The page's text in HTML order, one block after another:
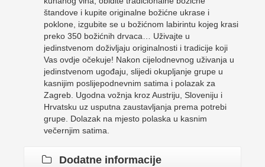
štandove i kupite originalne božićne ukrase i
poklone, izgubite se u božićnom labirintu kojeg krasi
preko 350 božićnih drvaca… Uživajte u
jedinstvenom doživljaju originalnosti i tradicije koji
Vas ovdje očekuje! Nakon cijelodnevnog uživanja u
jedinstvenom ugođaju, slijedi okupljanje grupe u
kasnijim poslijepodnevnim satima i polazak za
Zagreb. Ugodna vožnja kroz Austriju, Sloveniju i
Hrvatsku uz usputna zaustavljanja prema potrebi
grupe. Dolazak na mjesto polaska u kasnim
večernjim satima.
Dodatne informacije